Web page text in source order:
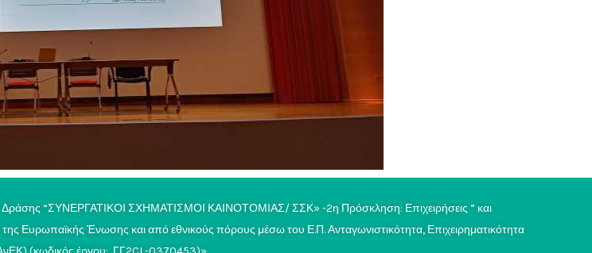
“ΣΥΝΕΡΓΑΤΙΚΟΙ ΣΧΗΜΑΤΙΣΜΟΙ ΚΑΙΝΟΤΟΜΙΑΣ/ ΣΣΚ» -2η Πρόσκληση: Επιχειρήσεις ” και
Ευρωπαϊκής Ένωσης και από εθνικούς πόρους μέσω του Ε.Π. Ανταγωνιστικότητα, Επιχειρηματικότητα